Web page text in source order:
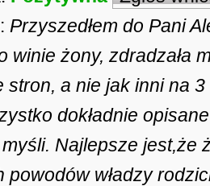
Przyszedłem do Pani
winie żony, zdradzała
stron, a nie jak inni na
dokładnie
Najlepsze jest,że
powodów władzy